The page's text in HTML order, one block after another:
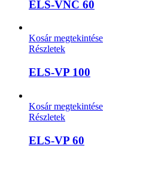
ELS-VNC 60
Kosár megtekintése
Részletek
ELS-VP 100
Kosár megtekintése
Részletek
ELS-VP 60